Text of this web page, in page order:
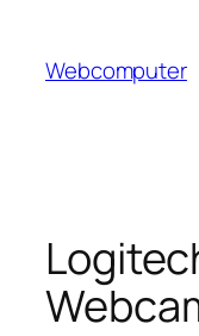
innehåll
Webcomputer